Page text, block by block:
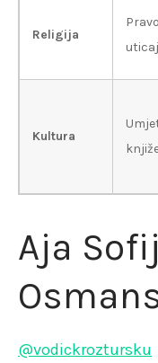
Religija
uticaj
Kultura
Aja
@vodickroztursku